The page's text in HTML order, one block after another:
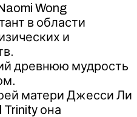
Wong
в области
и
древнюю мудрость
матери Джесси Ли
она